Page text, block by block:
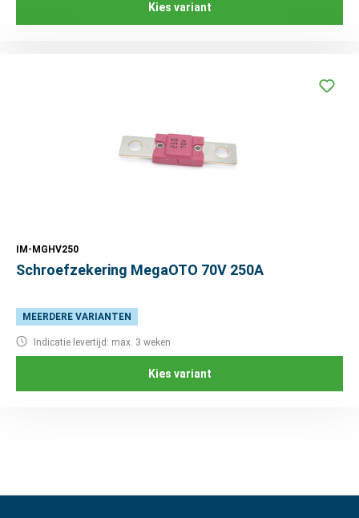
Kies variant
IM-MGHV250
Schroefzekering MegaOTO 70V 250A
MEERDERE VARIANTEN
Indicatie levertijd: max. 3 weken
Kies variant